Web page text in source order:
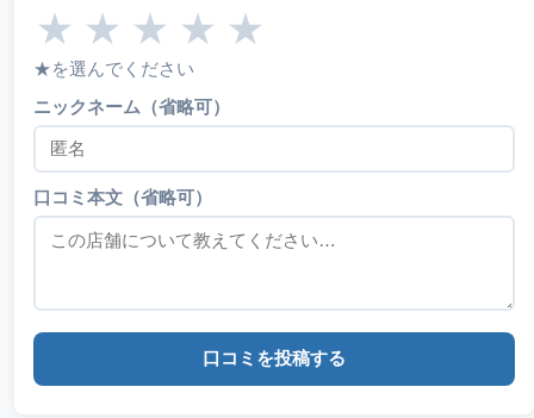
★ ★ ★ ★ ★
★を選んでください
ニックネーム（省略可）
口コミ本文（省略可）
口コミを投稿する